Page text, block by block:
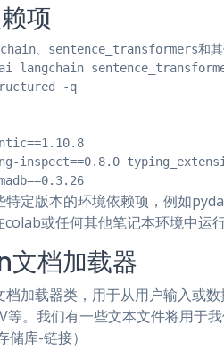
项
、sentence_transformers和其
langchain
-q
特定版本的环境依赖项，例如
或任何其他笔记本环境中运行
档加载器
加载器类，用于从用户输入或
等。我们有一些文本文件将用于
库-链接）